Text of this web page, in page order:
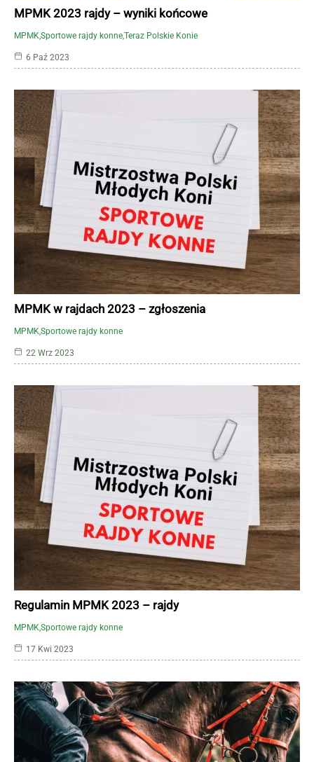
MPMK Sportowe rajdy konneTeraz Polskie Konie
MPMK 2023 rajdy – wyniki końcowe
6 Paź 2023
MPMKSportowe rajdy konne
MPMK w rajdach 2023 – zgłoszenia
22 Wrz 2023
MPMKSportowe rajdy konne
Regulamin MPMK 2023 – rajdy
17 Kwi 2023